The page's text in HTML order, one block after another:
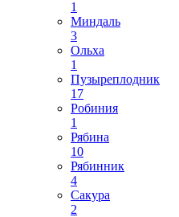
1
Миндаль
3
Ольха
1
Пузыреплодник
17
Робиния
1
Рябина
10
Рябинник
4
Сакура
2